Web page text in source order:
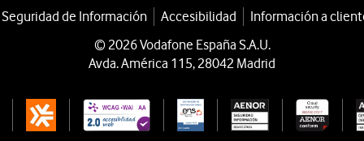
de Información Accesibilidad
Información a
© 2026 Vodafone España S.A.U.
Avda. América 115, 28042 Madrid